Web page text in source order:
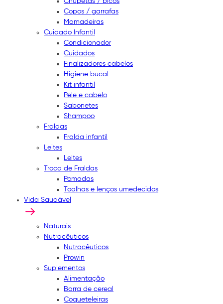
Copos / garrafas
Mamadeiras
Cuidado Infantil
Condicionador
Cuidados
Finalizadores cabelos
Higiene bucal
Kit infantil
Pele e cabelo
Sabonetes
Shampoo
Fraldas
Fralda infantil
Leites
Leites
Troca de Fraldas
Pomadas
Toalhas e lenços umedecidos
Vida Saudável
Naturais
Nutracêuticos
Nutracêuticos
Prowin
Suplementos
Alimentação
Barra de cereal
Coqueteleiras